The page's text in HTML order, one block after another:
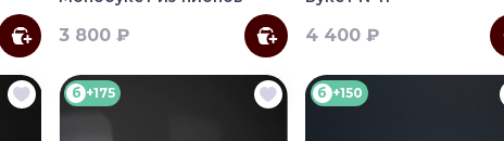
3 800 ₽ 4 400 ₽
б +175 б +150